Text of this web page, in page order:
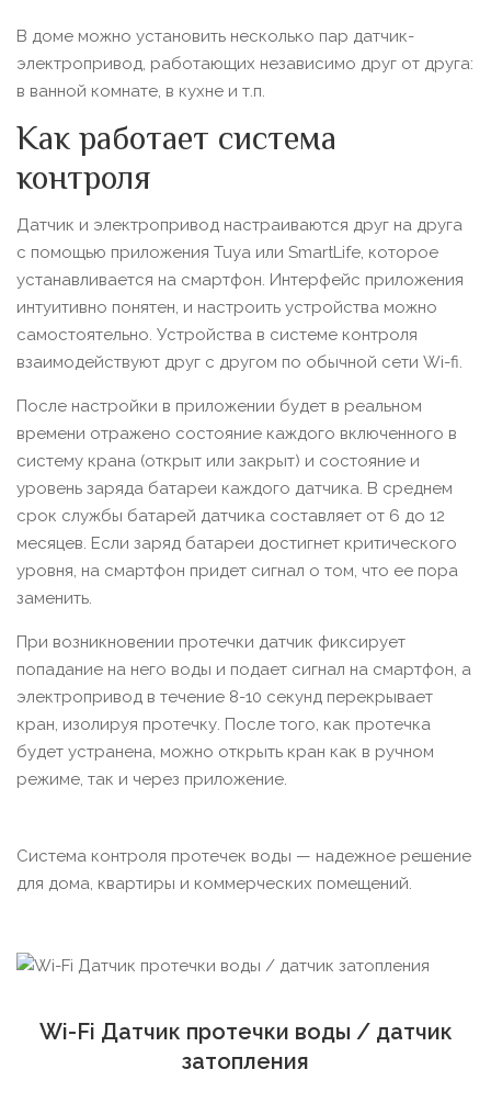
В доме можно установить несколько пар датчик-
электропривод, работающих независимо друг от друга:
в ванной комнате, в кухне и т.п.
Как работает система
контроля
Датчик и электропривод настраиваются друг на друга
с помощью приложения Tuya или SmartLife, которое
устанавливается на смартфон. Интерфейс приложения
интуитивно понятен, и настроить устройства можно
самостоятельно. Устройства в системе контроля
взаимодействуют друг с другом по обычной сети Wi-fi.
После настройки в приложении будет в реальном
времени отражено состояние каждого включенного в
систему крана (открыт или закрыт) и состояние и
уровень заряда батареи каждого датчика. В среднем
срок службы батарей датчика составляет от 6 до 12
месяцев. Если заряд батареи достигнет критического
уровня, на смартфон придет сигнал о том, что ее пора
заменить.
При возникновении протечки датчик фиксирует
попадание на него воды и подает сигнал на смартфон, а
электропривод в течение 8-10 секунд перекрывает
кран, изолируя протечку. После того, как протечка
будет устранена, можно открыть кран как в ручном
режиме, так и через приложение.
Система контроля протечек воды — надежное решение
для дома, квартиры и коммерческих помещений.
Wi-Fi Датчик протечки воды / датчик
затопления